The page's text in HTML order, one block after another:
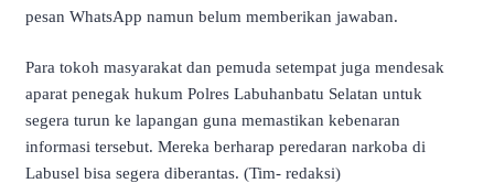
pesan WhatsApp namun belum memberikan jawaban.
Para tokoh masyarakat dan pemuda setempat juga mendesak
aparat penegak hukum Polres Labuhanbatu Selatan untuk
segera turun ke lapangan guna memastikan kebenaran
informasi tersebut. Mereka berharap peredaran narkoba di
Labusel bisa segera diberantas. (Tim- redaksi)